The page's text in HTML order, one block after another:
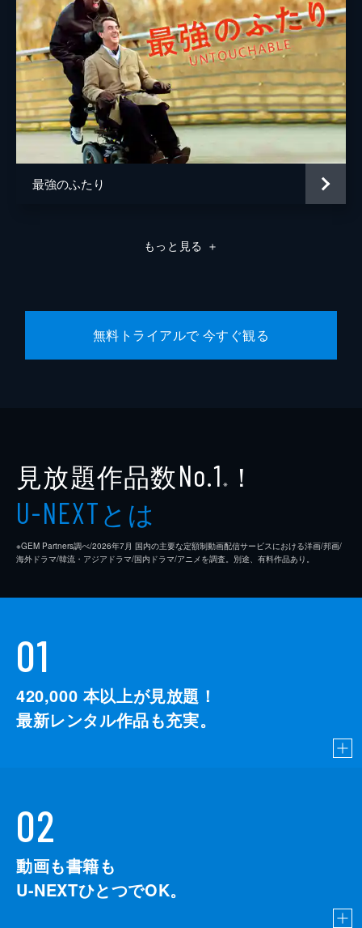
最強のふたり
もっと見る ＋
無料トライアルで 今すぐ観る
見放題作品数No.1 ※ ！
U-NEXTとは
※GEM Partners調べ/2026年7⽉ 国内の主要な定額制動画配信サービスにおける洋画/邦画/
海外ドラマ/韓流・アジアドラマ/国内ドラマ/アニメを調査。別途、有料作品あり。
01
420,000 本以上が見放題！
最新レンタル作品も充実。
02
動画も書籍も
U-NEXTひとつでOK。